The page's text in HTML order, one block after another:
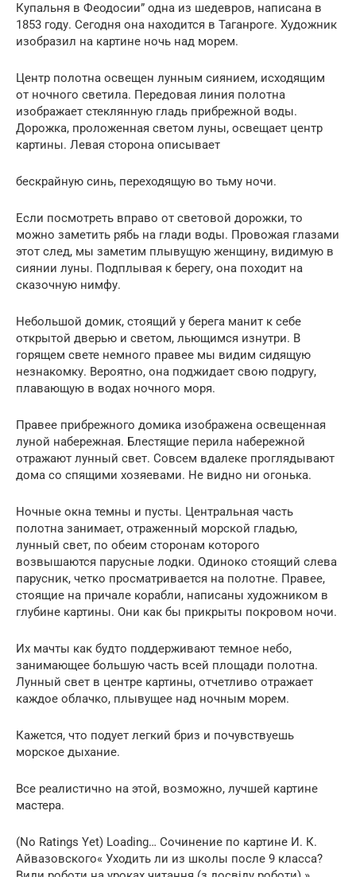
Купальня в Феодосии” одна из шедевров, написана в
1853 году. Сегодня она находится в Таганроге. Художник
изобразил на картине ночь над морем.
Центр полотна освещен лунным сиянием, исходящим
от ночного светила. Передовая линия полотна
изображает стеклянную гладь прибрежной воды.
Дорожка, проложенная светом луны, освещает центр
картины. Левая сторона описывает
бескрайную синь, переходящую во тьму ночи.
Если посмотреть вправо от световой дорожки, то
можно заметить рябь на глади воды. Провожая глазами
этот след, мы заметим плывущую женщину, видимую в
сиянии луны. Подплывая к берегу, она походит на
сказочную нимфу.
Небольшой домик, стоящий у берега манит к себе
открытой дверью и светом, льющимся изнутри. В
горящем свете немного правее мы видим сидящую
незнакомку. Вероятно, она поджидает свою подругу,
плавающую в водах ночного моря.
Правее прибрежного домика изображена освещенная
луной набережная. Блестящие перила набережной
отражают лунный свет. Совсем вдалеке проглядывают
дома со спящими хозяевами. Не видно ни огонька.
Ночные окна темны и пусты. Центральная часть
полотна занимает, отраженный морской гладью,
лунный свет, по обеим сторонам которого
возвышаются парусные лодки. Одиноко стоящий слева
парусник, четко просматривается на полотне. Правее,
стоящие на причале корабли, написаны художником в
глубине картины. Они как бы прикрыты покровом ночи.
Их мачты как будто поддерживают темное небо,
занимающее большую часть всей площади полотна.
Лунный свет в центре картины, отчетливо отражает
каждое облачко, плывущее над ночным морем.
Кажется, что подует легкий бриз и почувствуешь
морское дыхание.
Все реалистично на этой, возможно, лучшей картине
мастера.
(No Ratings Yet) Loading… Сочинение по картине И. К.
Айвазовского« Уходить ли из школы после 9 класса?